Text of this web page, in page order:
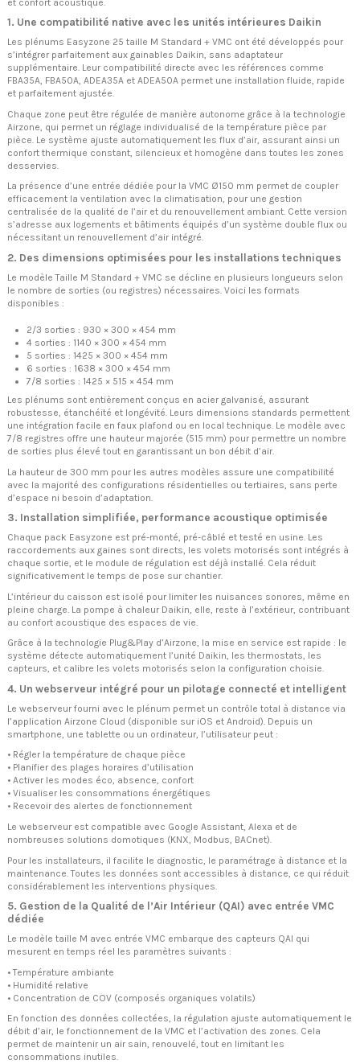
1. Une compatibilité native avec les unités intérieures Daikin
Les plénums Easyzone 25 taille M Standard + VMC ont été développés pour
s’intégrer parfaitement aux gainables Daikin, sans adaptateur
supplémentaire. Leur compatibilité directe avec les références comme
FBA35A, FBA50A, ADEA35A et ADEA50A permet une installation fluide, rapide
et parfaitement ajustée.
Chaque zone peut être régulée de manière autonome grâce à la technologie
Airzone, qui permet un réglage individualisé de la température pièce par
pièce. Le système ajuste automatiquement les flux d’air, assurant ainsi un
confort thermique constant, silencieux et homogène dans toutes les zones
desservies.
La présence d’une entrée dédiée pour la VMC Ø150 mm permet de coupler
efficacement la ventilation avec la climatisation, pour une gestion
centralisée de la qualité de l’air et du renouvellement ambiant. Cette version
s’adresse aux logements et bâtiments équipés d’un système double flux ou
nécessitant un renouvellement d’air intégré.
2. Des dimensions optimisées pour les installations techniques
Le modèle Taille M Standard + VMC se décline en plusieurs longueurs selon
le nombre de sorties (ou registres) nécessaires. Voici les formats
disponibles :
2/3 sorties : 930 × 300 × 454 mm
4 sorties : 1140 × 300 × 454 mm
5 sorties : 1425 × 300 × 454 mm
6 sorties : 1638 × 300 × 454 mm
7/8 sorties : 1425 × 515 × 454 mm
Les plénums sont entièrement conçus en acier galvanisé, assurant
robustesse, étanchéité et longévité. Leurs dimensions standards permettent
une intégration facile en faux plafond ou en local technique. Le modèle avec
7/8 registres offre une hauteur majorée (515 mm) pour permettre un nombre
de sorties plus élevé tout en garantissant un bon débit d’air.
La hauteur de 300 mm pour les autres modèles assure une compatibilité
avec la majorité des configurations résidentielles ou tertiaires, sans perte
d’espace ni besoin d’adaptation.
3. Installation simplifiée, performance acoustique optimisée
Chaque pack Easyzone est pré-monté, pré-câblé et testé en usine. Les
raccordements aux gaines sont directs, les volets motorisés sont intégrés à
chaque sortie, et le module de régulation est déjà installé. Cela réduit
significativement le temps de pose sur chantier.
L’intérieur du caisson est isolé pour limiter les nuisances sonores, même en
pleine charge. La pompe à chaleur Daikin, elle, reste à l’extérieur, contribuant
au confort acoustique des espaces de vie.
Grâce à la technologie Plug&Play d’Airzone, la mise en service est rapide : le
système détecte automatiquement l’unité Daikin, les thermostats, les
capteurs, et calibre les volets motorisés selon la configuration choisie.
4. Un webserveur intégré pour un pilotage connecté et intelligent
Le webserveur fourni avec le plénum permet un contrôle total à distance via
l’application Airzone Cloud (disponible sur iOS et Android). Depuis un
smartphone, une tablette ou un ordinateur, l’utilisateur peut :
• Régler la température de chaque pièce
• Planifier des plages horaires d’utilisation
• Activer les modes éco, absence, confort
• Visualiser les consommations énergétiques
• Recevoir des alertes de fonctionnement
Le webserveur est compatible avec Google Assistant, Alexa et de
nombreuses solutions domotiques (KNX, Modbus, BACnet).
Pour les installateurs, il facilite le diagnostic, le paramétrage à distance et la
maintenance. Toutes les données sont accessibles à distance, ce qui réduit
considérablement les interventions physiques.
5. Gestion de la Qualité de l’Air Intérieur (QAI) avec entrée VMC
dédiée
Le modèle taille M avec entrée VMC embarque des capteurs QAI qui
mesurent en temps réel les paramètres suivants :
• Température ambiante
• Humidité relative
• Concentration de COV (composés organiques volatils)
En fonction des données collectées, la régulation ajuste automatiquement le
débit d’air, le fonctionnement de la VMC et l’activation des zones. Cela
permet de maintenir un air sain, renouvelé, tout en limitant les
consommations inutiles.